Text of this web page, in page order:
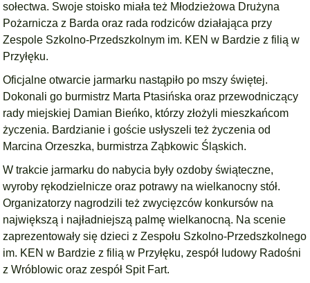
sołectwa. Swoje stoisko miała też Młodzieżowa Drużyna
Pożarnicza z Barda oraz rada rodziców działająca przy
Zespole Szkolno-Przedszkolnym im. KEN w Bardzie z filią w
Przyłęku.
Oficjalne otwarcie jarmarku nastąpiło po mszy świętej.
Dokonali go burmistrz Marta Ptasińska oraz przewodniczący
rady miejskiej Damian Bieńko, którzy złożyli mieszkańcom
życzenia. Bardzianie i goście usłyszeli też życzenia od
Marcina Orzeszka, burmistrza Ząbkowic Śląskich.
W trakcie jarmarku do nabycia były ozdoby świąteczne,
wyroby rękodzielnicze oraz potrawy na wielkanocny stół.
Organizatorzy nagrodzili też zwycięzców konkursów na
największą i najładniejszą palmę wielkanocną. Na scenie
zaprezentowały się dzieci z Zespołu Szkolno-Przedszkolnego
im. KEN w Bardzie z filią w Przyłęku, zespół ludowy Radośni
z Wróblowic oraz zespół Spit Fart.